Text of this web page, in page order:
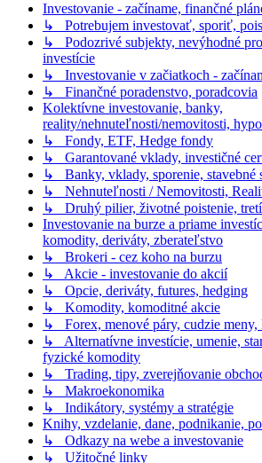
Investovanie - začíname, finančné
↳ Potrebujem investovať, sporiť,
↳ Podozrivé subjekty, nevýhodné
investície
↳ Investovanie v začiatkoch -
↳ Finančné poradenstvo, poradcovia
Kolektívne investovanie, banky,
reality/nehnuteľnosti/nemovitosti,
↳ Fondy, ETF, Hedge fondy
↳ Garantované vklady, investičné
↳ Banky, vklady, sporenie, stavebné
↳ Nehnuteľnosti / Nemovitosti,
↳ Druhý pilier, životné poistenie,
Investovanie na burze a priame
komodity, deriváty, zberateľstvo
↳ Brokeri - cez koho na burzu
↳ Akcie - investovanie do akcií
↳ Opcie, deriváty, futures, hedging
↳ Komodity, komoditné akcie
↳ Forex, menové páry, cudzie meny,
↳ Alternatívne investície, umenie,
fyzické komodity
↳ Trading, tipy, zverejňovanie
↳ Makroekonomika
↳ Indikátory, systémy a stratégie
Knihy, vzdelanie, dane, podnikanie,
↳ Odkazy na webe a investovanie
↳ Užitočné linky